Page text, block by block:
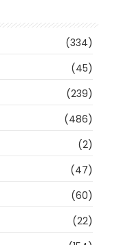
(334)
(45)
(239)
(486)
(2)
(47)
(60)
(22)